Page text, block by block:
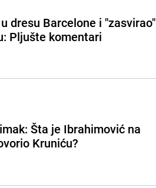
dresu Barcelone i "zasvirao"
Pljušte komentari
Šta je Ibrahimović na
Kruniću?